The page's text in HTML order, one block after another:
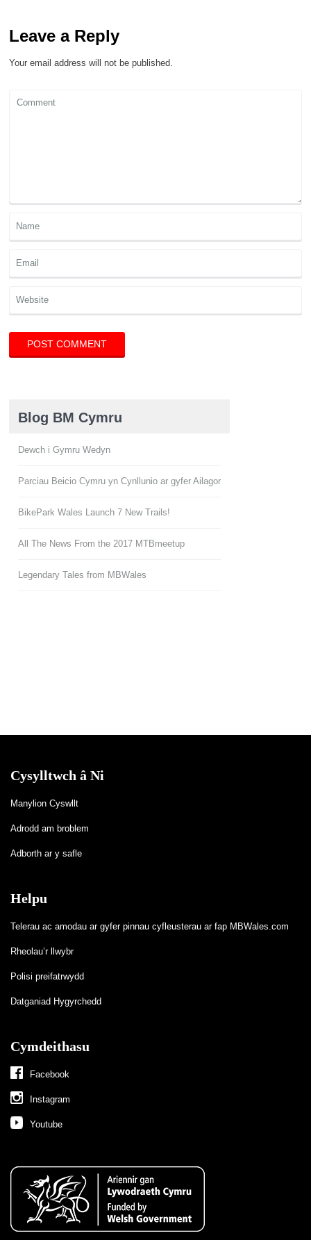
Leave a Reply
Your email address will not be published.
Blog BM Cymru
Dewch i Gymru Wedyn
Parciau Beicio Cymru yn Cynllunio ar gyfer Ailagor
BikePark Wales Launch 7 New Trails!
All The News From the 2017 MTBmeetup
Legendary Tales from MBWales
Cysylltwch â Ni
Manylion Cyswllt
Adrodd am broblem
Adborth ar y safle
Helpu
Telerau ac amodau ar gyfer pinnau cyfleusterau ar fap MBWales.com
Rheolau’r llwybr
Polisi preifatrwydd
Datganiad Hygyrchedd
Cymdeithasu
Facebook
Instagram
Youtube